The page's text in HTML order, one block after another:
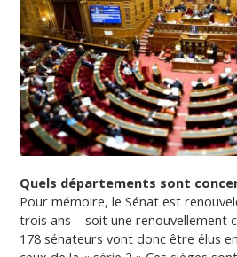
Quels départements sont
Pour mémoire, le Sénat est
trois ans – soit une renouvellement
178 sénateurs vont donc être élus